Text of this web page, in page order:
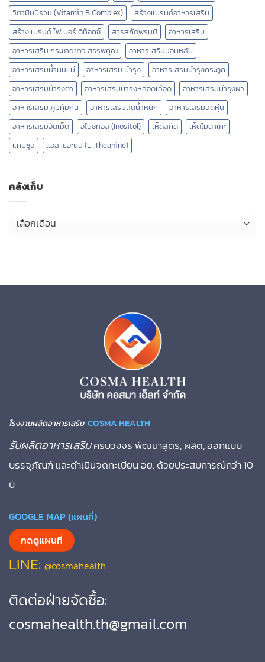
วิตามินบีรวม (Vitamin B Complex)
สร้างแบรนด์อาหารเสริม
สร้างแบรนด์ ไฟเบอร์ ดีท็อกซ์
สารสกัดพรมมิ
อาหารเสริม
อาหารเสริม กระชายขาว สรรพคุณ
อาหารเสริมนอนหลับ
อาหารเสริมน้ำนมแม่
อาหารเสริม บำรุง
อาหารเสริมบำรุงกระดูก
อาหารเสริมบำรุงตา
อาหารเสริมบำรุงหลอดเลือด
อาหารเสริมบํารุงผิว
อาหารเสริม ภูมิคุ้มกัน
อาหารเสริมลดน้ำหนัก
อาหารเสริมลดหุ่น
อาหารเสริมอัดเม็ด
อิโนซิทอล (Inositol) เห็ดสกัด
เห็ดไมตาเกะ
แคปซูล
แอล-ธีอะนีน (L-Theanine)
คลังเก็บ
คลัง
เก็บ
โรงงานผลิตอาหารเสริม COSMA HEALTH
รับผลิตอาหารเสริมครบวงจร พัฒนาสูตร, ผลิต, ออกแบบ
บรรจุภัณฑ์ และดำเนินจดทะเบียน อย. ด้วยประสบการณ์กว่า 10
ปี
GOOGLE MAP (แผนที่)
กดดูแผนที่
LINE: @cosmahealth
ติดต่อฝ่ายจัดซื้อ:
cosmahealth.th@gmail.com